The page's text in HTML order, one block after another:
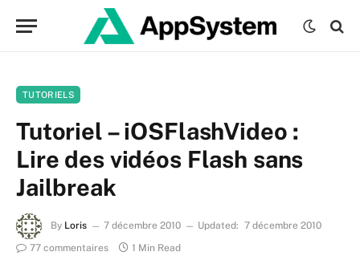
TUTORIELS
Tutoriel – iOSFlashVideo :
Lire des vidéos Flash sans
Jailbreak
By Loris 7 décembre 2010 Updated: 7 décembre 2010
77 commentaires
1 Min Read